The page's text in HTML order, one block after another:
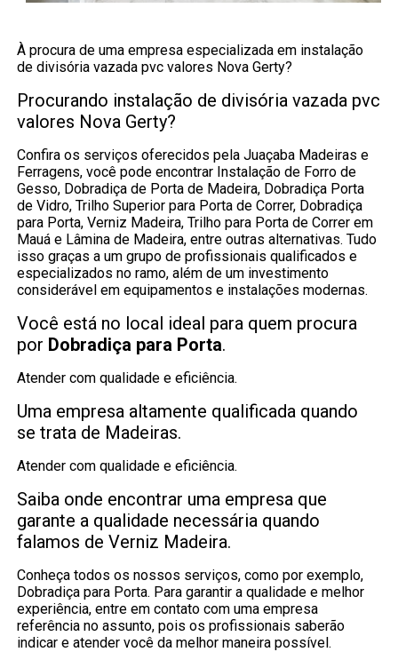
À procura de uma empresa especializada em instalação
de divisória vazada pvc valores Nova Gerty?
Procurando instalação de divisória vazada pvc
valores Nova Gerty?
Confira os serviços oferecidos pela Juaçaba Madeiras e
Ferragens, você pode encontrar Instalação de Forro de
Gesso, Dobradiça de Porta de Madeira, Dobradiça Porta
de Vidro, Trilho Superior para Porta de Correr, Dobradiça
para Porta, Verniz Madeira, Trilho para Porta de Correr em
Mauá e Lâmina de Madeira, entre outras alternativas. Tudo
isso graças a um grupo de profissionais qualificados e
especializados no ramo, além de um investimento
considerável em equipamentos e instalações modernas.
Você está no local ideal para quem procura
por Dobradiça para Porta.
Atender com qualidade e eficiência.
Uma empresa altamente qualificada quando
se trata de Madeiras.
Atender com qualidade e eficiência.
Saiba onde encontrar uma empresa que
garante a qualidade necessária quando
falamos de Verniz Madeira.
Conheça todos os nossos serviços, como por exemplo,
Dobradiça para Porta. Para garantir a qualidade e melhor
experiência, entre em contato com uma empresa
referência no assunto, pois os profissionais saberão
indicar e atender você da melhor maneira possível.